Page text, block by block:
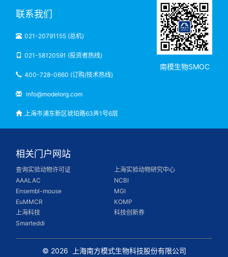
联系我们
021-20791155 (总机)
021-58120591 (投资者热线)
400-728-0660 (订购/技术热线)
info@modelorg.com
上海市浦东新区琥珀路63弄1号6层
南模生物SMOC
相关门户网站
查询实验动物许可证
上海实验动物研究中心
AAALAC
NCBI
Ensembl-mouse
MGI
EuMMCR
KOMP
上海科技
科技创新券
Smarteddi
© 2026 上海南方模式生物科技股份有限公司